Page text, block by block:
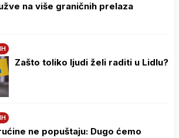
na više graničnih prelaza
Zašto toliko ljudi želi raditi u Lidlu?
ne popuštaju: Dugo ćemo